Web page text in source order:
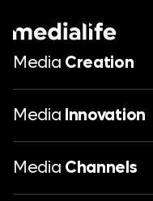
Media Creation
Media Innovation
Media Channels